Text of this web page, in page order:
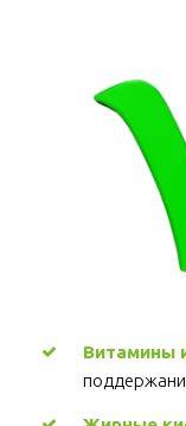
Витамины